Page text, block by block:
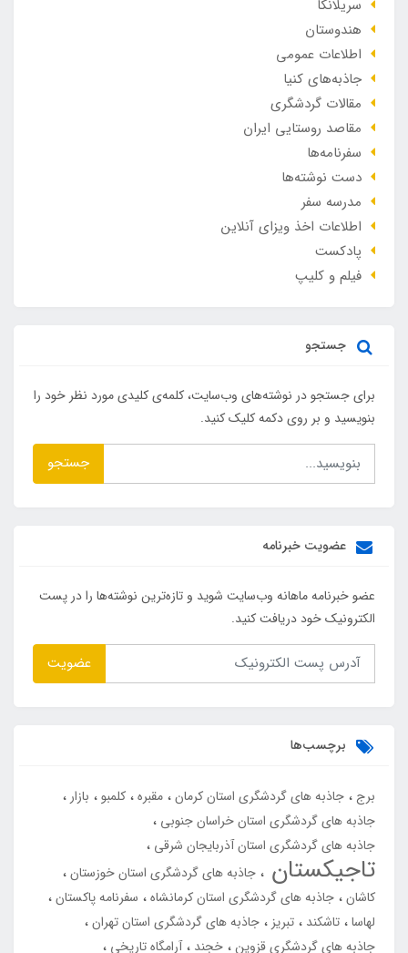
سریلانکا
هندوستان
اطلاعات عمومی
جاذبه‌های کنیا
مقالات گردشگری
مقاصد روستایی ایران
سفرنامه‌ها
دست نوشته‌ها
مدرسه سفر
اطلاعات اخذ ویزای آنلاین
پادکست
فیلم و کلیپ
جستجو
برای جستجو در نوشته‌های وب‌سایت، کلمه‌ی کلیدی مورد نظر خود را
بنویسید و بر روی دکمه کلیک کنید.
جستجو
عضویت خبرنامه
عضو خبرنامه ماهانه وب‌سایت شوید و تازه‌ترین نوشته‌ها را در پست
الکترونیک خود دریافت کنید.
عضویت
برچسب‌ها
برج جاذبه های گردشگری استان کرمان مقبره کلمبو
بازار
جاذبه های گردشگری استان خراسان جنوبی
جاذبه های گردشگری استان آذربایجان شرقی
تاجیکستان
جاذبه های گردشگری استان خوزستان
کاشان جاذبه های گردشگری استان کرمانشاه
سفرنامه پاکستان
لهاسا تاشکند تبریز
جاذبه های گردشگری استان تهران
جاذبه های گردشگری قزوین خجند
آرامگاه تاریخی